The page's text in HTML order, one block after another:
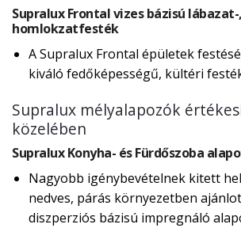
Supralux Frontal vizes bázisú lábazat-
homlokzatfesték
A Supralux Frontal épületek
kiváló fedőképességű, kültéri
Supralux mélyalapozók
közelében
Supralux Konyha- és Fürdőszoba
Nagyobb igénybevételnek kitett
nedves, párás környezetben
diszperziós bázisú impregnáló